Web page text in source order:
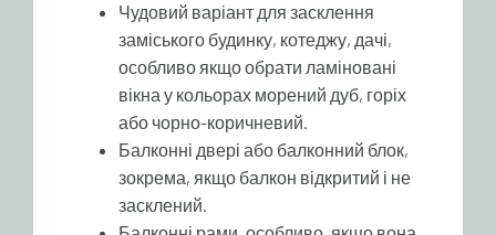
Чудовий варіант для засклення
заміського будинку, котеджу, дачі,
особливо якщо обрати ламіновані
вікна у кольорах морений дуб, горіх
або чорно-коричневий.
Балконні двері або балконний блок,
зокрема, якщо балкон відкритий і не
засклений.